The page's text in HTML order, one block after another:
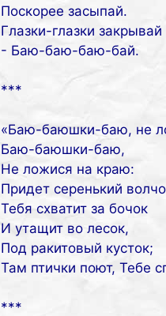
Поскорее засыпай.
Глазки-глазки закрывай
- Баю-баю-баю-бай.
***
«Баю-баюшки-баю, не
Баю-баюшки-баю,
Не ложися на краю:
Придет серенький
Тебя схватит за бочок
И утащит во лесок,
Под ракитовый кусток;
Там птички поют, Тебе
***